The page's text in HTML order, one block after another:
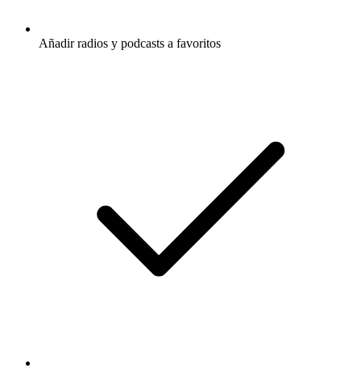
Añadir radios y podcasts a favoritos